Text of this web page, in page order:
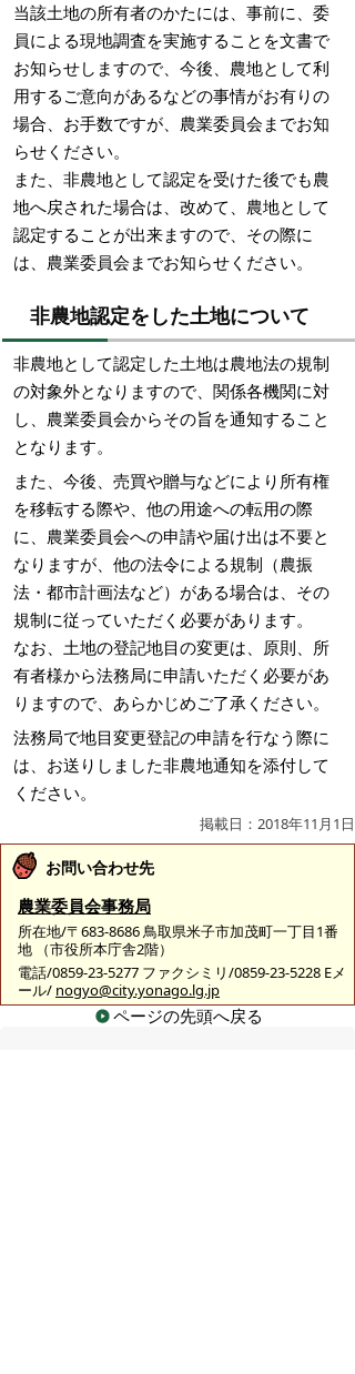
当該土地の所有者のかたには、事前に、委
員による現地調査を実施することを文書で
お知らせしますので、今後、農地として利
用するご意向があるなどの事情がお有りの
場合、お手数ですが、農業委員会までお知
らせください。
また、非農地として認定を受けた後でも農
地へ戻された場合は、改めて、農地として
認定することが出来ますので、その際に
は、農業委員会までお知らせください。
非農地認定をした土地について
非農地として認定した土地は農地法の規制
の対象外となりますので、関係各機関に対
し、農業委員会からその旨を通知すること
となります。
また、今後、売買や贈与などにより所有権
を移転する際や、他の用途への転用の際
に、農業委員会への申請や届け出は不要と
なりますが、他の法令による規制（農振
法・都市計画法など）がある場合は、その
規制に従っていただく必要があります。
なお、土地の登記地目の変更は、原則、所
有者様から法務局に申請いただく必要があ
りますので、あらかじめご了承ください。
法務局で地目変更登記の申請を行なう際に
は、お送りしました非農地通知を添付して
ください。
掲載日：2018年11月1日
お問い合わせ先
農業委員会事務局
所在地/〒683-8686 鳥取県米子市加茂町一丁目1番
地 （市役所本庁舎2階）
電話/0859-23-5277 ファクシミリ/0859-23-5228 Eメ
ール/ nogyo@city.yonago.lg.jp
ページの先頭へ戻る